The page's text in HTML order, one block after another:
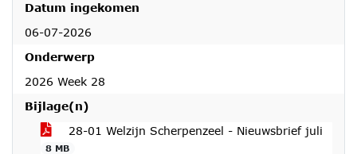
Datum ingekomen
06-07-2026
Onderwerp
2026 Week 28
Bijlage(n)
28-01 Welzijn Scherpenzeel - Nieuwsbrief juli
8 MB